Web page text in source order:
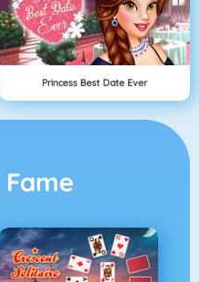
Princess Best Date Ever
Fame